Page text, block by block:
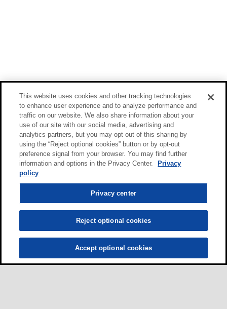
This website uses cookies and other tracking technologies
to enhance user experience and to analyze performance and
traffic on our website. We also share information about your
use of our site with our social media, advertising and
analytics partners, but you may opt out of this sharing by
using the “Reject optional cookies” button or by opt-out
preference signal from your browser. You may find further
information and options in the Privacy Center.
Privacy
policy
Privacy center
Reject optional cookies
Accept optional cookies